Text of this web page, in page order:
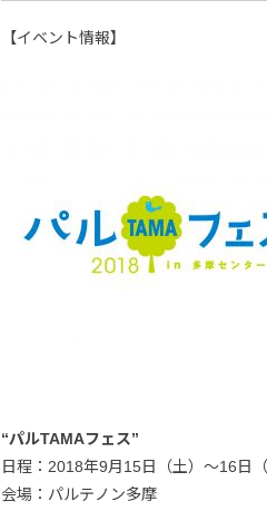
【イベント情報】
“パルTAMAフェス”
日程：2018年9月15日（土）〜16日（
会場：パルテノン多摩